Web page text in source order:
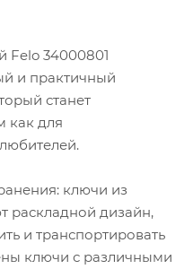
34000801
и практичный
станет
для
ключи из
раскладной дизайн,
и транспортировать
ключи с различными